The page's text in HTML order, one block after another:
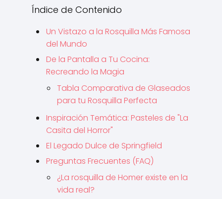
Índice de Contenido
Un Vistazo a la Rosquilla Más Famosa
del Mundo
De la Pantalla a Tu Cocina:
Recreando la Magia
Tabla Comparativa de Glaseados
para tu Rosquilla Perfecta
Inspiración Temática: Pasteles de "La
Casita del Horror"
El Legado Dulce de Springfield
Preguntas Frecuentes (FAQ)
¿La rosquilla de Homer existe en la
vida real?